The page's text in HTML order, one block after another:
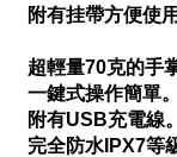
附有挂帶方便使
超輕量70克的手
一鍵式操作簡單。
附有USB充電線。
完全防水IPX7等